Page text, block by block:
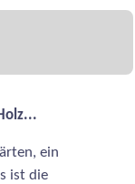
ein
ist die